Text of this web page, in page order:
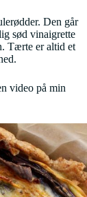
Den går
sød vinaigrette
Tærte er altid et
video på min